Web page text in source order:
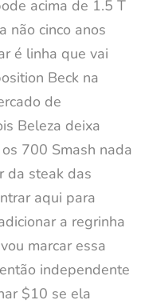
acima de 1.5 T
não cinco anos
é linha que vai
Beck na
de
Beleza deixa
700 Smash nada
da steak das
aqui para
a regrinha
marcar essa
independente
$10 se ela